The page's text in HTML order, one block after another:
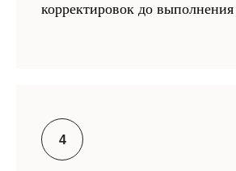
корректировок до